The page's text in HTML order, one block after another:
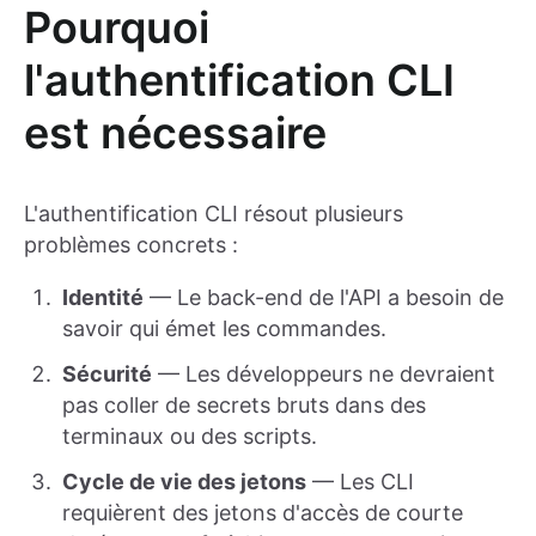
Pourquoi
l'authentification CLI
est nécessaire
L'authentification CLI résout plusieurs
problèmes concrets :
Identité — Le back-end de l'API a besoin de
savoir qui émet les commandes.
Sécurité — Les développeurs ne devraient
pas coller de secrets bruts dans des
terminaux ou des scripts.
Cycle de vie des jetons — Les CLI
requièrent des jetons d'accès de courte